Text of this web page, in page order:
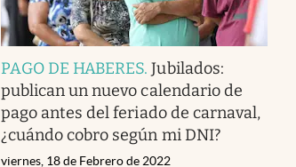
PAGO DE HABERES.Jubilados:
publican un nuevo calendario de
pago antes del feriado de carnaval,
¿cuándo cobro según mi DNI?
viernes, 18 de Febrero de 2022